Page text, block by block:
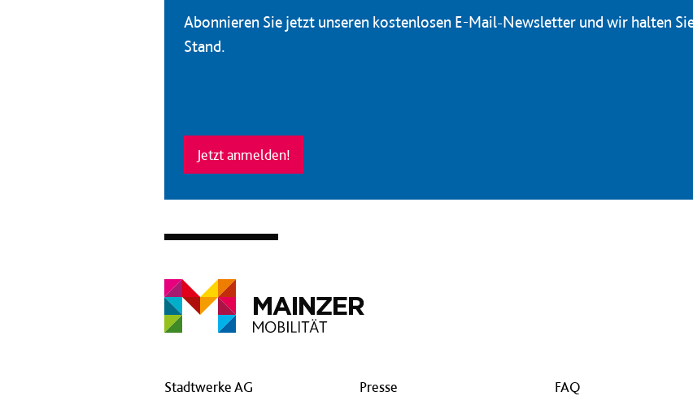
Abonnieren Sie jetzt unseren kostenlosen E-Mail-Newsletter und wir halten
Stand.
Jetzt anmelden!
Stadtwerke AG
Presse
FAQ